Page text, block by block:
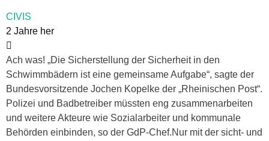
CIVIS
2 Jahre her
Ach was! „Die Sicherstellung der Sicherheit in den
Schwimmbädern ist eine gemeinsame Aufgabe“, sagte der
Bundesvorsitzende Jochen Kopelke der „Rheinischen Post“.
Polizei und Badbetreiber müssten eng zusammenarbeiten
und weitere Akteure wie Sozialarbeiter und kommunale
Behörden einbinden, so der GdP-Chef.Nur mit der sicht- und